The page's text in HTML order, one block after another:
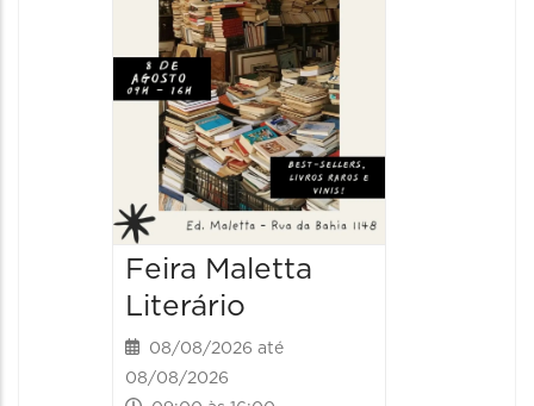
Feira Maletta
Literário
08/08/2026 até
08/08/2026